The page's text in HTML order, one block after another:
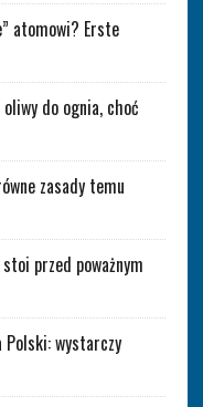
atomowi? Erste
do ognia, choć
zasady temu
przed poważnym
Polski: wystarczy